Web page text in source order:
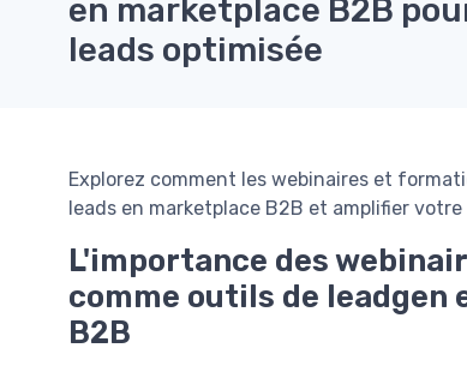
en marketplace B2B
leads optimisée
Explorez comment les webinaires et
leads en marketplace B2B et amplifier
L'importance des
comme outils de leadgen
B2B